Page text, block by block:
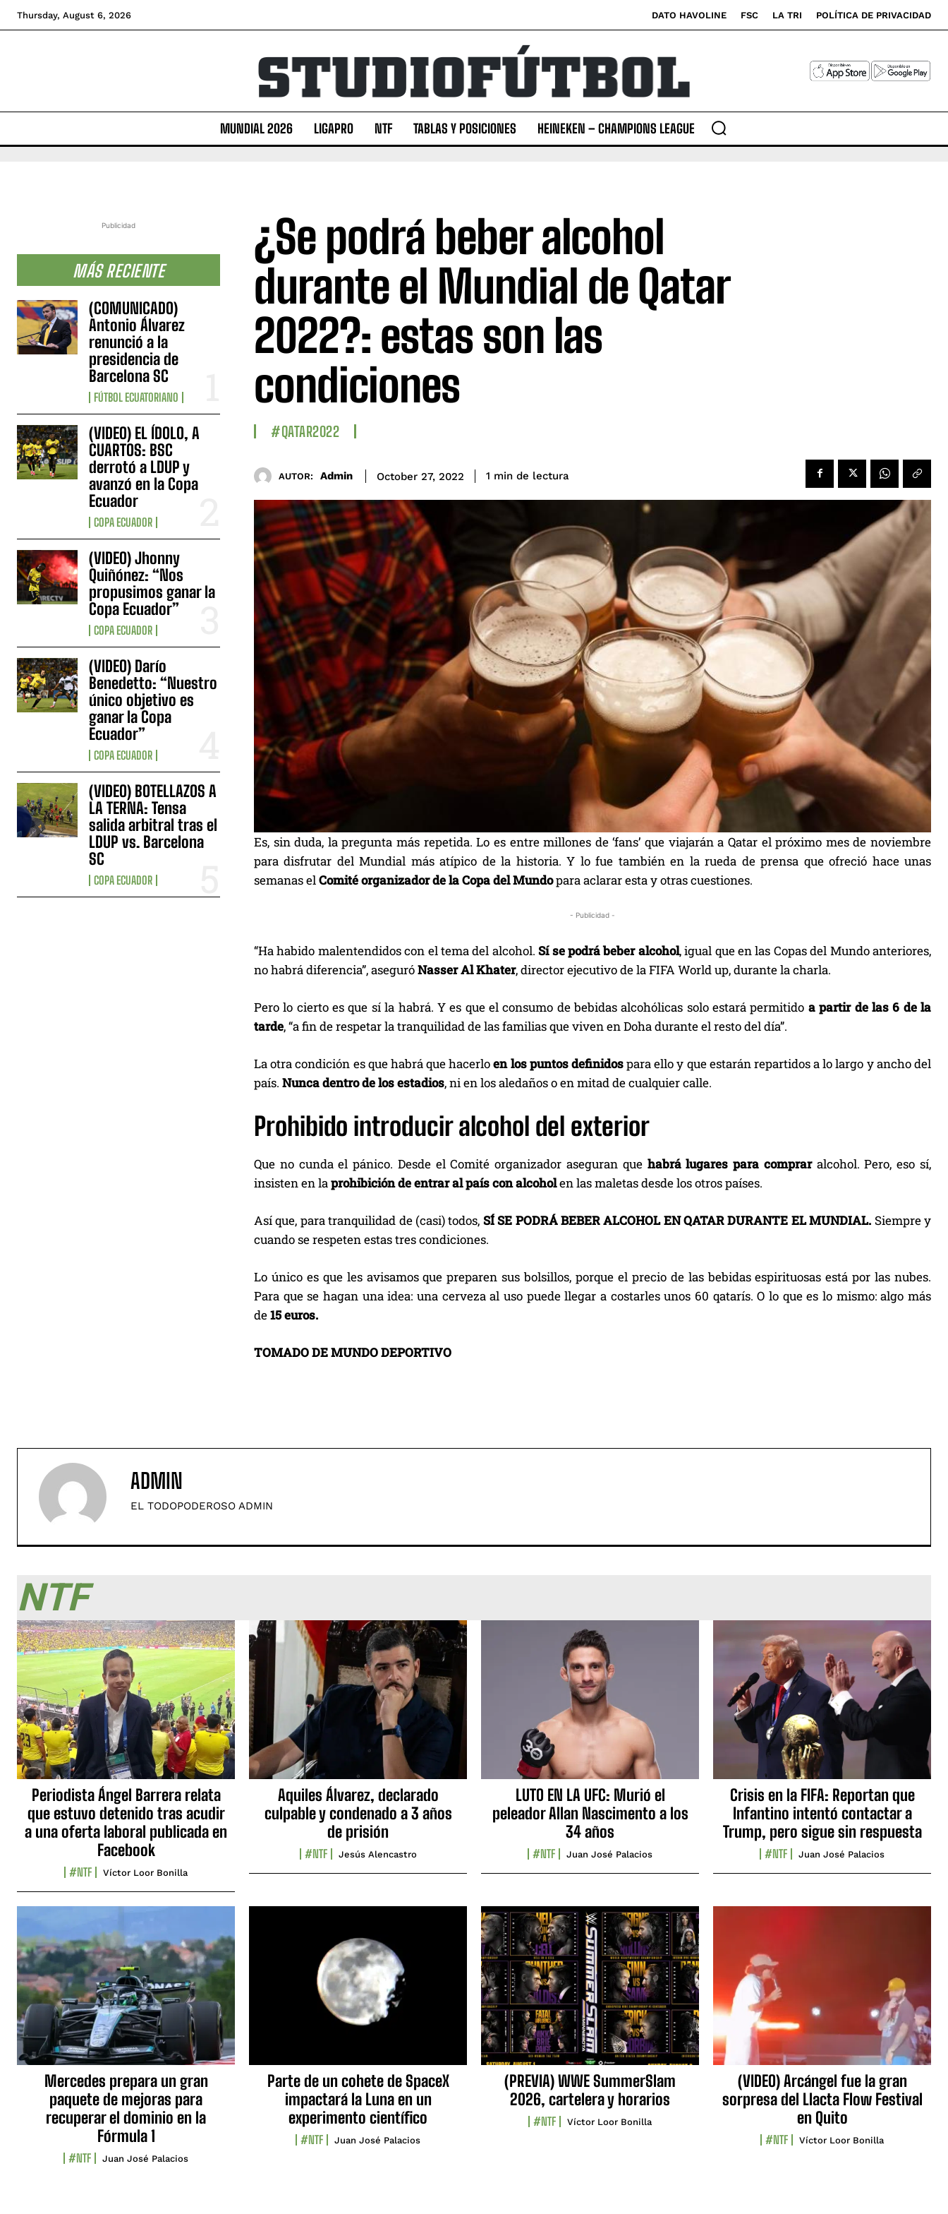
Thursday, August 6, 2026 DATO HAVOLINE FSC LA TRI POLÍTICA DE PRIVACIDAD
MUNDIAL 2026 LIGAPRO NTF TABLAS Y POSICIONES HEINEKEN – CHAMPIONS LEAGUE
Publicidad
MÁS RECIENTE
(COMUNICADO)
Antonio Álvarez
renunció a la
presidencia de
Barcelona SC
FÚTBOL ECUATORIANO
(VIDEO) EL ÍDOLO, A
CUARTOS: BSC
derrotó a LDUP y
avanzó en la Copa
Ecuador
COPA ECUADOR
(VIDEO) Jhonny
Quiñónez: “Nos
propusimos ganar la
Copa Ecuador”
COPA ECUADOR
(VIDEO) Darío
Benedetto: “Nuestro
único objetivo es
ganar la Copa
Ecuador”
COPA ECUADOR
(VIDEO) BOTELLAZOS A
LA TERNA: Tensa
salida arbitral tras el
LDUP vs. Barcelona
SC
COPA ECUADOR
¿Se podrá beber alcohol
durante el Mundial de Qatar
2022?: estas son las
condiciones
#QATAR2022
AUTOR: Admin October 27, 2022 1 min de lectura
Es, sin duda, la pregunta más repetida. Lo es entre millones de ‘fans’ que viajarán a Qatar el próximo mes de noviembre
para disfrutar del Mundial más atípico de la historia. Y lo fue también en la rueda de prensa que ofreció hace unas
semanas elComité organizador de la Copa del Mundopara aclarar esta y otras cuestiones.
- Publicidad -
“Ha habido malentendidos con el tema del alcohol.Sí se podrá beber alcohol, igual que en las Copas del Mundo anteriores,
no habrá diferencia”, aseguróNasser Al Khater, director ejecutivo de la FIFA World up, durante la charla.
Pero lo cierto es que sí la habrá. Y es que el consumo de bebidas alcohólicas solo estará permitido a partir de las 6 de la
tarde, “a fin de respetar la tranquilidad de las familias que viven en Doha durante el resto del día”.
La otra condición es que habrá que hacerloen los puntos definidospara ello y que estarán repartidos a lo largo y ancho del
país. Nunca dentro de los estadios, ni en los aledaños o en mitad de cualquier calle.
Prohibido introducir alcohol del exterior
Que no cunda el pánico. Desde el Comité organizador aseguran que habrá lugares para comprar alcohol. Pero, eso sí,
insisten en la prohibición de entrar al país con alcoholen las maletas desde los otros países.
Así que, para tranquilidad de (casi) todos, SÍ SE PODRÁ BEBER ALCOHOL EN QATAR DURANTE EL MUNDIAL. Siempre y
cuando se respeten estas tres condiciones.
Lo único es que les avisamos que preparen sus bolsillos, porque el precio de las bebidas espirituosas está por las nubes.
Para que se hagan una idea: una cerveza al uso puede llegar a costarles unos 60 qatarís. O lo que es lo mismo: algo más
de15 euros.
TOMADO DE MUNDO DEPORTIVO
ADMIN
EL TODOPODEROSO ADMIN
NTF
Periodista Ángel Barrera relata
que estuvo detenido tras acudir
a una oferta laboral publicada en
Facebook
#NTF Víctor Loor Bonilla
Aquiles Álvarez, declarado
culpable y condenado a 3 años
de prisión
#NTF Jesús Alencastro
LUTO EN LA UFC: Murió el
peleador Allan Nascimento a los
34 años
#NTF Juan José Palacios
Crisis en la FIFA: Reportan que
Infantino intentó contactar a
Trump, pero sigue sin respuesta
#NTF Juan José Palacios
Mercedes prepara un gran
paquete de mejoras para
recuperar el dominio en la
Fórmula 1
#NTF Juan José Palacios
Parte de un cohete de SpaceX
impactará la Luna en un
experimento científico
#NTF Juan José Palacios
(PREVIA) WWE SummerSlam
2026, cartelera y horarios
#NTF Víctor Loor Bonilla
(VIDEO) Arcángel fue la gran
sorpresa del Llacta Flow Festival
en Quito
#NTF Víctor Loor Bonilla